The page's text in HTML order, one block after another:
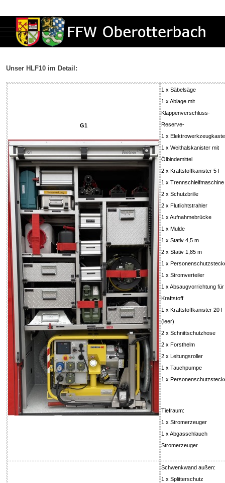
Mobile Menu Toggle
Unser HLF10 im Detail:
G1
1 x Säbelsäge
1 x Ablage mit
Klappenverschluss-
Reserve-
1 x
1 x Weithalskanister mit
Ölbindemittel
2 x Kraftstoffkanister 5 l
1 x Trennschleifmaschine
2 x Schutzbrille
2 x Flutlichtstrahler
1 x Aufnahmebrücke
1 x Mulde
1 x Stativ 4,5 m
2 x Stativ 1,85 m
1 x
1 x Stromverteiler
1 x Absaugvorrichtung für
Kraftstoff
1 x Kraftstoffkanister 20 l
(leer)
2 x Schnittschutzhose
2 x Forsthelm
2 x Leitungsroller
1 x Tauchpumpe
1 x
Tiefraum:
1 x Stromerzeuger
1 x Abgasschlauch
Stromerzeuger
Schwenkwand außen:
1 x Splitterschutz